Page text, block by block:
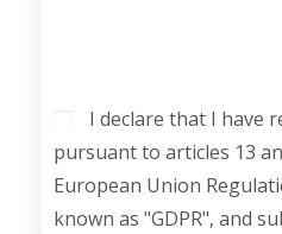
I declare that I have
pursuant to articles 13
European Union
known as "GDPR", and